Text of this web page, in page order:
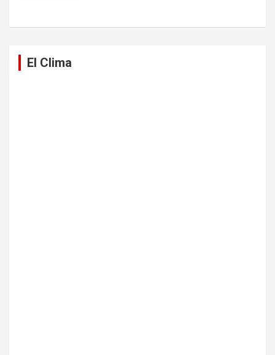
El Clima